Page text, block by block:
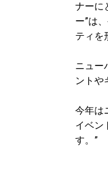
ナーに
ー”は
ティを
ニュー
ントや
今年は
イベン
す。”